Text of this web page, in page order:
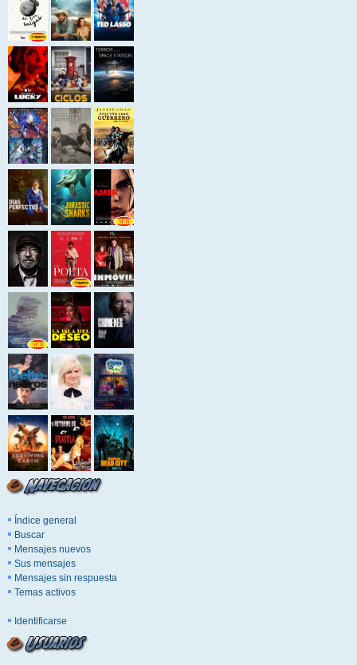
Índice general
Buscar
Mensajes nuevos
Sus mensajes
Mensajes sin respuesta
Temas activos
Identificarse